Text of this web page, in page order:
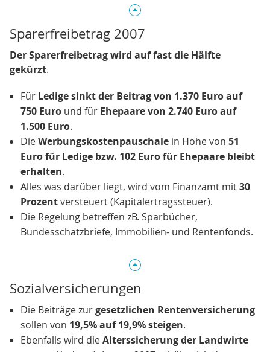
Sparerfreibetrag 2007
Der Sparerfreibetrag wird auf fast die Hälfte
gekürzt.
Für Ledige sinkt der Beitrag von 1.370 Euro auf
750 Euround für Ehepaare von 2.740 Euro auf
1.500 Euro.
DieWerbungskostenpauschalein Höhe von 51
Euro für Ledige bzw. 102 Euro für Ehepaare bleibt
erhalten.
Alles was darüber liegt, wird vom Finanzamt mit30
Prozentversteuert (Kapitalertragssteuer).
Die Regelung betreffen zB. Sparbücher,
Bundesschatzbriefe, Immobilien- und Rentenfonds.
Sozialversicherungen
Die Beiträge zurgesetzlichen Rentenversicherung
sollen von 19,5% auf 19,9% steigen.
Ebenfalls wird dieAlterssicherung der Landwirte